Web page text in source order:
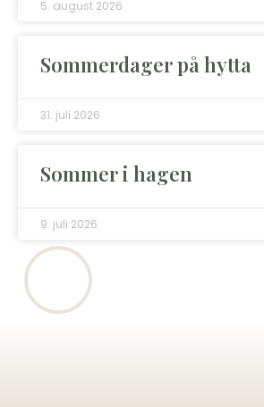
5. august 2026
Sommerdager på hytta
31. juli 2026
Sommer i hagen
9. juli 2026